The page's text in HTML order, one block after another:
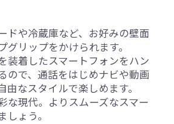
ドや冷蔵庫など、お好みの壁面
グリップをかけられます。
装着したスマートフォンをハン
ので、通話をはじめナビや動画
由なスタイルで楽しめます。
な現代。よりスムーズなスマー
しょう。